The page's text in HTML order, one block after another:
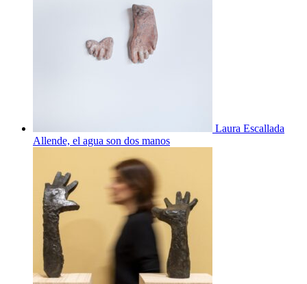
Laura Escallada
Allende, el agua son dos manos